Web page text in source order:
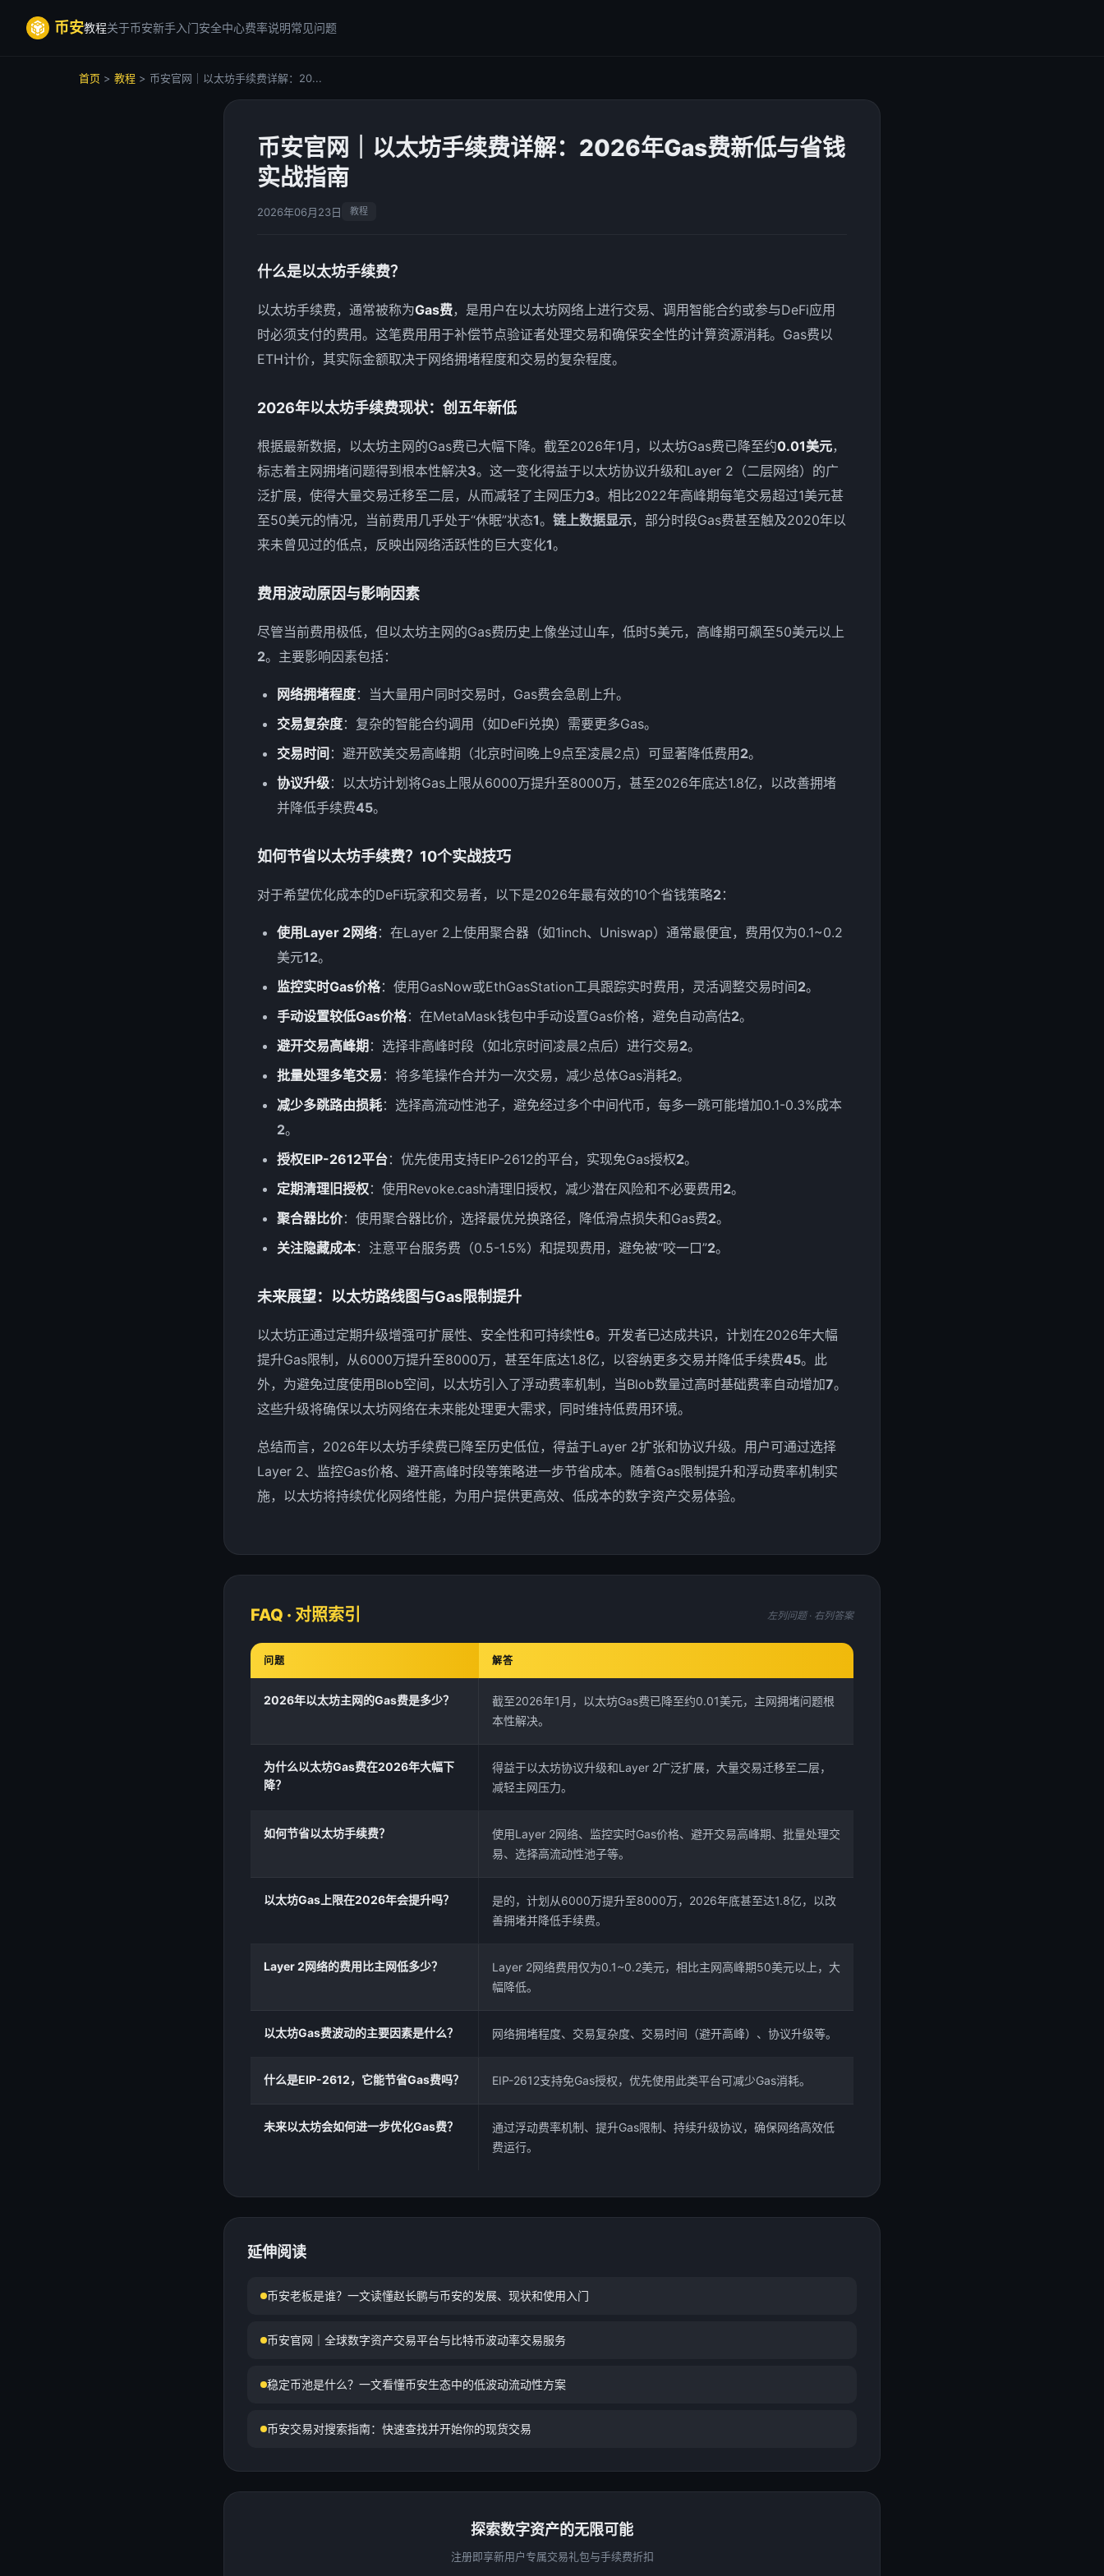
币安教程关于币安新手入门安全中心费率说明常见问题
首页 > 教程 > 币安官网｜以太坊手续费详解：20...
币安官网｜以太坊手续费详解：2026年Gas费新低与省钱
实战指南
2026年06月23日 教程
什么是以太坊手续费？
以太坊手续费，通常被称为Gas费，是用户在以太坊网络上进行交易、调用智能合约或参与DeFi应用
时必须支付的费用。这笔费用用于补偿节点验证者处理交易和确保安全性的计算资源消耗。Gas费以
ETH计价，其实际金额取决于网络拥堵程度和交易的复杂程度。
2026年以太坊手续费现状：创五年新低
根据最新数据，以太坊主网的Gas费已大幅下降。截至2026年1月，以太坊Gas费已降至约0.01美元，
标志着主网拥堵问题得到根本性解决3。这一变化得益于以太坊协议升级和Layer 2（二层网络）的广
泛扩展，使得大量交易迁移至二层，从而减轻了主网压力3。相比2022年高峰期每笔交易超过1美元甚
至50美元的情况，当前费用几乎处于“休眠”状态1。 链上数据显示，部分时段Gas费甚至触及2020年以
来未曾见过的低点，反映出网络活跃性的巨大变化1。
费用波动原因与影响因素
尽管当前费用极低，但以太坊主网的Gas费历史上像坐过山车，低时5美元，高峰期可飙至50美元以上
2。主要影响因素包括：
网络拥堵程度：当大量用户同时交易时，Gas费会急剧上升。
交易复杂度：复杂的智能合约调用（如DeFi兑换）需要更多Gas。
交易时间 ：避开欧美交易高峰期（北京时间晚上9点至凌晨2点）可显著降低费用 2。
协议升级：以太坊计划将Gas上限从6000万提升至8000万，甚至2026年底达1.8亿，以改善拥堵
并降低手续费45。
如何节省以太坊手续费？10个实战技巧
对于希望优化成本的DeFi玩家和交易者，以下是2026年最有效的10个省钱策略2：
使用Layer 2网络：在Layer 2上使用聚合器（如1inch、Uniswap）通常最便宜，费用仅为0.1~0.2
美元12。
监控实时Gas价格：使用GasNow或EthGasStation工具跟踪实时费用，灵活调整交易时间2。
手动设置较低Gas价格：在MetaMask钱包中手动设置Gas价格，避免自动高估2。
避开交易高峰期 ：选择非高峰时段（如北京时间凌晨2点后）进行交易2。
批量处理多笔交易 ：将多笔操作合并为一次交易，减少总体Gas消耗2。
减少多跳路由损耗：选择高流动性池子，避免经过多个中间代币，每多一跳可能增加0.1-0.3%成本
2。
授权EIP-2612平台：优先使用支持EIP-2612的平台，实现免Gas授权2。
定期清理旧授权：使用Revoke.cash清理旧授权，减少潜在风险和不必要费用 2。
聚合器比价：使用聚合器比价，选择最优兑换路径，降低滑点损失和Gas费2。
关注隐藏成本：注意平台服务费（0.5-1.5%）和提现费用，避免被“咬一口”2。
未来展望：以太坊路线图与Gas限制提升
以太坊正通过定期升级增强可扩展性、安全性和可持续性6。开发者已达成共识，计划在2026年大幅
提升Gas限制，从6000万提升至8000万，甚至年底达1.8亿，以容纳更多交易并降低手续费45。此
外，为避免过度使用Blob空间，以太坊引入了浮动费率机制，当Blob数量过高时基础费率自动增加7。
这些升级将确保以太坊网络在未来能处理更大需求，同时维持低费用环境。
总结而言，2026年以太坊手续费已降至历史低位，得益于Layer 2扩张和协议升级。用户可通过选择
Layer 2、监控Gas价格、避开高峰时段等策略进一步节省成本。随着Gas限制提升和浮动费率机制实
施，以太坊将持续优化网络性能，为用户提供更高效、低成本的数字资产交易体验。
FAQ · 对照索引 左列问题 · 右列答案
问题 解答
2026年以太坊主网的Gas费是多少？
截至2026年1月，以太坊Gas费已降至约0.01美元，主网拥堵问题根
本性解决。
为什么以太坊Gas费在2026年大幅下
降？
得益于以太坊协议升级和Layer 2广泛扩展，大量交易迁移至二层，
减轻主网压力。
如何节省以太坊手续费？
使用Layer 2网络、监控实时Gas价格、避开交易高峰期、批量处理交
易、选择高流动性池子等。
以太坊Gas上限在2026年会提升吗？
是的，计划从6000万提升至8000万，2026年底甚至达1.8亿，以改
善拥堵并降低手续费。
Layer 2网络的费用比主网低多少？
Layer 2网络费用仅为0.1~0.2美元，相比主网高峰期50美元以上，大
幅降低。
以太坊Gas费波动的主要因素是什么？ 网络拥堵程度、交易复杂度、交易时间（避开高峰）、协议升级等。
什么是EIP-2612，它能节省Gas费吗？ EIP-2612支持免Gas授权，优先使用此类平台可减少Gas消耗。
未来以太坊会如何进一步优化Gas费？
通过浮动费率机制、提升Gas限制、持续升级协议，确保网络高效低
费运行。
延伸阅读
币安老板是谁？一文读懂赵长鹏与币安的发展、现状和使用入门
币安官网｜全球数字资产交易平台与比特币波动率交易服务
稳定币池是什么？一文看懂币安生态中的低波动流动性方案
币安交易对搜索指南：快速查找并开始你的现货交易
探索数字资产的无限可能
注册即享新用户专属交易礼包与手续费折扣